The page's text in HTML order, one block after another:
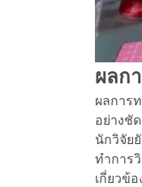
ผลก
ผลการ
อย่างชั
นักวิจัย
ทำการ
เกี่ยวข้